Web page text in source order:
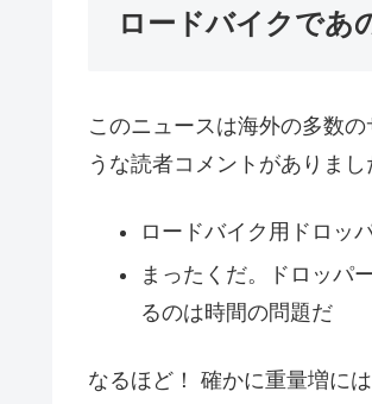
ロードバイクであ
このニュースは海外の多数
うな読者コメントがありまし
ロードバイク用ドロッ
まったくだ。ドロッパ
るのは時間の問題だ
なるほど！ 確かに重量増に